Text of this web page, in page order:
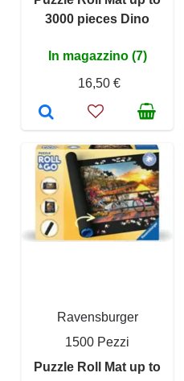
3000 pieces Dino
In magazzino (7)
16,50 €
Ravensburger
1500 Pezzi
Puzzle Roll Mat up to